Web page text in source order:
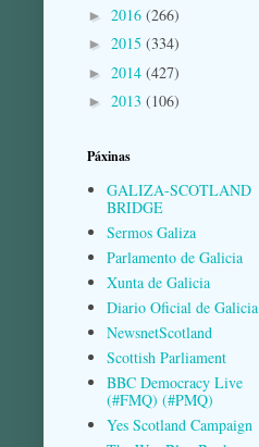
► 2016 (266)
► 2015 (334)
► 2014 (427)
► 2013 (106)
Páxinas
GALIZA-SCOTLAND
BRIDGE
Sermos Galiza
Parlamento de Galicia
Xunta de Galicia
Diario Oficial de Galicia
NewsnetScotland
Scottish Parliament
BBC Democracy Live
(#FMQ) (#PMQ)
Yes Scotland Campaign